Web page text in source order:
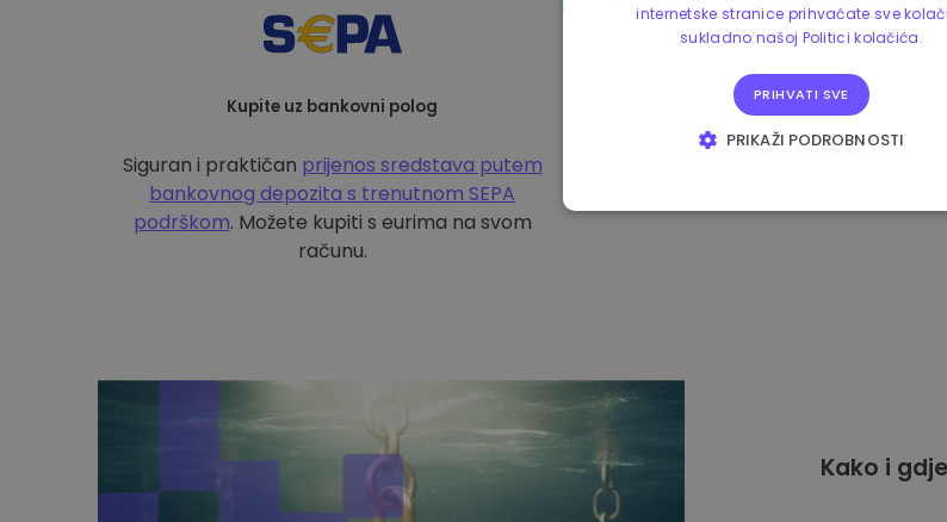
Kupite uz bankovni polog
Siguran i praktičan prijenos sredstava putem
bankovnog depozita s trenutnom SEPA
podrškom. Možete kupiti s eurima na svom
računu.
Kako i gdje
internetske stranice prihvaćate sve
sukladno našoj Politici kolačića.
PRIHVATI SVE
PRIKAŽI PODROBNOSTI